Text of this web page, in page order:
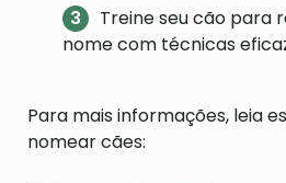
Treine seu cão para
nome com técnicas
Para mais informações, leia
nomear cães: